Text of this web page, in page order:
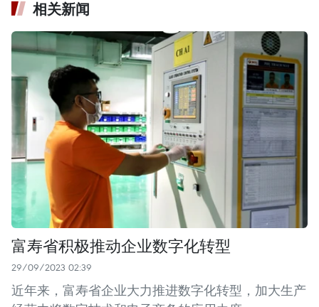
相关新闻
富寿省积极推动企业数字化转型
29/09/2023 02:39
近年来，富寿省企业大力推进数字化转型，加大生产